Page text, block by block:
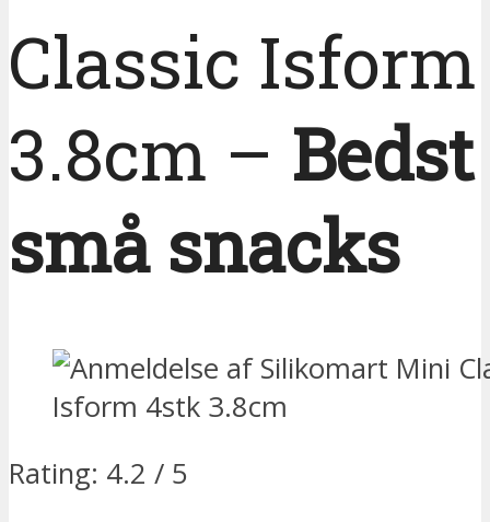
Classic
3.8cm –
små snacks
Rating: 4.2 / 5